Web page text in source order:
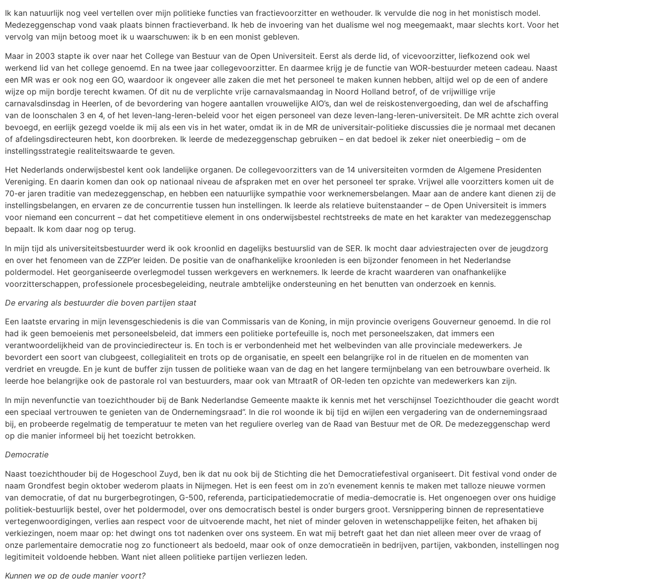
Ik kan natuurlijk nog veel vertellen over mijn politieke functies van fractievoorzitter en wethouder. Ik vervulde die nog in het monistisch model.
Medezeggenschap vond vaak plaats binnen fractieverband. Ik heb de invoering van het dualisme wel nog meegemaakt, maar slechts kort. Voor het
vervolg van mijn betoog moet ik u waarschuwen: ik b en een monist gebleven.
Maar in 2003 stapte ik over naar het College van Bestuur van de Open Universiteit. Eerst als derde lid, of vicevoorzitter, liefkozend ook wel
werkend lid van het college genoemd. En na twee jaar collegevoorzitter. En daarmee krijg je de functie van WOR-bestuurder meteen cadeau. Naast
een MR was er ook nog een GO, waardoor ik ongeveer alle zaken die met het personeel te maken kunnen hebben, altijd wel op de een of andere
wijze op mijn bordje terecht kwamen. Of dit nu de verplichte vrije carnavalsmaandag in Noord Holland betrof, of de vrijwillige vrije
carnavalsdinsdag in Heerlen, of de bevordering van hogere aantallen vrouwelijke AIO’s, dan wel de reiskostenvergoeding, dan wel de afschaffing
van de loonschalen 3 en 4, of het leven-lang-leren-beleid voor het eigen personeel van deze leven-lang-leren-universiteit. De MR achtte zich overal
bevoegd, en eerlijk gezegd voelde ik mij als een vis in het water, omdat ik in de MR de universitair-politieke discussies die je normaal met decanen
of afdelingsdirecteuren hebt, kon doorbreken. Ik leerde de medezeggenschap gebruiken – en dat bedoel ik zeker niet oneerbiedig – om de
instellingsstrategie realiteitswaarde te geven.
Het Nederlands onderwijsbestel kent ook landelijke organen. De collegevoorzitters van de 14 universiteiten vormden de Algemene Presidenten
Vereniging. En daarin komen dan ook op nationaal niveau de afspraken met en over het personeel ter sprake. Vrijwel alle voorzitters komen uit de
70-er jaren traditie van medezeggenschap, en hebben een natuurlijke sympathie voor werknemersbelangen. Maar aan de andere kant dienen zij de
instellingsbelangen, en ervaren ze de concurrentie tussen hun instellingen. Ik leerde als relatieve buitenstaander – de Open Universiteit is immers
voor niemand een concurrent – dat het competitieve element in ons onderwijsbestel rechtstreeks de mate en het karakter van medezeggenschap
bepaalt. Ik kom daar nog op terug.
In mijn tijd als universiteitsbestuurder werd ik ook kroonlid en dagelijks bestuurslid van de SER. Ik mocht daar adviestrajecten over de jeugdzorg
en over het fenomeen van de ZZP’er leiden. De positie van de onafhankelijke kroonleden is een bijzonder fenomeen in het Nederlandse
poldermodel. Het georganiseerde overlegmodel tussen werkgevers en werknemers. Ik leerde de kracht waarderen van onafhankelijke
voorzitterschappen, professionele procesbegeleiding, neutrale ambtelijke ondersteuning en het benutten van onderzoek en kennis.
De ervaring als bestuurder die boven partijen staat
Een laatste ervaring in mijn levensgeschiedenis is die van Commissaris van de Koning, in mijn provincie overigens Gouverneur genoemd. In die rol
had ik geen bemoeienis met personeelsbeleid, dat immers een politieke portefeuille is, noch met personeelszaken, dat immers een
verantwoordelijkheid van de provinciedirecteur is. En toch is er verbondenheid met het welbevinden van alle provinciale medewerkers. Je
bevordert een soort van clubgeest, collegialiteit en trots op de organisatie, en speelt een belangrijke rol in de rituelen en de momenten van
verdriet en vreugde. En je kunt de buffer zijn tussen de politieke waan van de dag en het langere termijnbelang van een betrouwbare overheid. Ik
leerde hoe belangrijke ook de pastorale rol van bestuurders, maar ook van MtraatR of OR-leden ten opzichte van medewerkers kan zijn.
In mijn nevenfunctie van toezichthouder bij de Bank Nederlandse Gemeente maakte ik kennis met het verschijnsel Toezichthouder die geacht wordt
een speciaal vertrouwen te genieten van de Ondernemingsraad”. In die rol woonde ik bij tijd en wijlen een vergadering van de ondernemingsraad
bij, en probeerde regelmatig de temperatuur te meten van het reguliere overleg van de Raad van Bestuur met de OR. De medezeggenschap werd
op die manier informeel bij het toezicht betrokken.
Democratie
Naast toezichthouder bij de Hogeschool Zuyd, ben ik dat nu ook bij de Stichting die het Democratiefestival organiseert. Dit festival vond onder de
naam Grondfest begin oktober wederom plaats in Nijmegen. Het is een feest om in zo’n evenement kennis te maken met talloze nieuwe vormen
van democratie, of dat nu burgerbegrotingen, G-500, referenda, participatiedemocratie of media-democratie is. Het ongenoegen over ons huidige
politiek-bestuurlijk bestel, over het poldermodel, over ons democratisch bestel is onder burgers groot. Versnippering binnen de representatieve
vertegenwoordigingen, verlies aan respect voor de uitvoerende macht, het niet of minder geloven in wetenschappelijke feiten, het afhaken bij
verkiezingen, noem maar op: het dwingt ons tot nadenken over ons systeem. En wat mij betreft gaat het dan niet alleen meer over de vraag of
onze parlementaire democratie nog zo functioneert als bedoeld, maar ook of onze democratieën in bedrijven, partijen, vakbonden, instellingen nog
legitimiteit voldoende hebben. Want niet alleen politieke partijen verliezen leden.
Kunnen we op de oude manier voort?